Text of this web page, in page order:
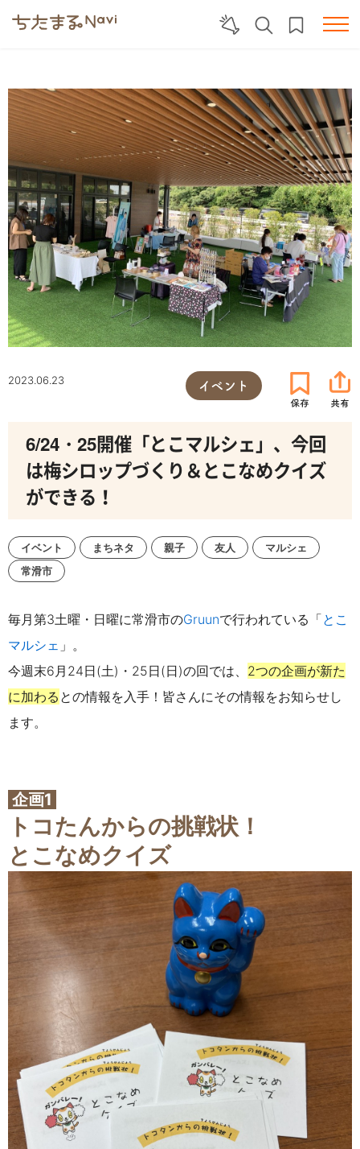
2023.06.23 イベント
6/24・25開催「とこマルシェ」、今回
は梅シロップづくり＆とこなめクイズ
ができる！
イベント まちネタ 親子 友人
マルシェ
常滑市
毎月第3土曜・日曜に常滑市のGruunで行われている「とこ
マルシェ 」。
今週末6月24日(土)・25日(日)の回では、 2つの企画が新た
に加わる との情報を入手！皆さんにその情報をお知らせし
ます。
企画1
トコたんからの挑戦状！
とこなめクイズ